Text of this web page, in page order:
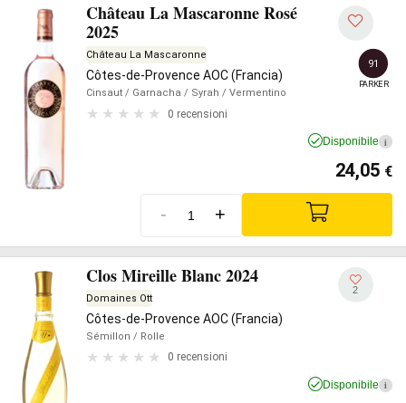
Château La Mascaronne Rosé
2025
Château La Mascaronne
Côtes-de-Provence AOC (Francia)
Cinsaut / Garnacha / Syrah / Vermentino
0 recensioni
91
PARKER
Disponibile i
24,05 €
- +
Clos Mireille Blanc 2024
Domaines Ott
Côtes-de-Provence AOC (Francia)
Sémillon / Rolle
0 recensioni
2
Disponibile i